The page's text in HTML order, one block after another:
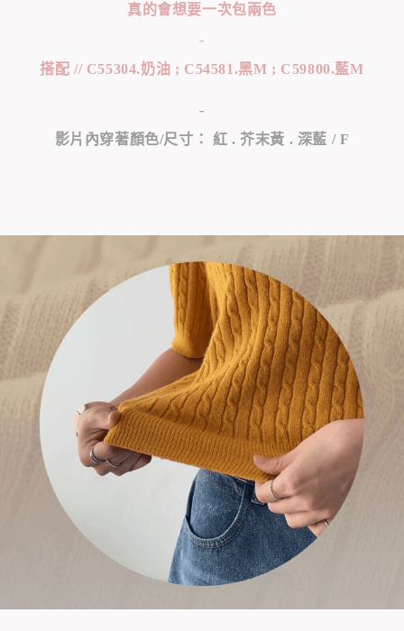
真的會想要一次包兩色
-
搭配 // C55304.奶油 ; C54581.黑M ; C59800.藍M
-
影片內穿著顏色/尺寸： 紅 . 芥末黃 . 深藍 / F